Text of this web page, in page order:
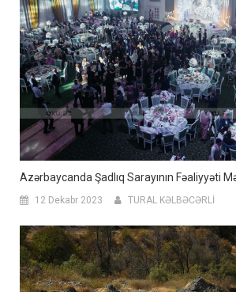
Azərbaycanda Şadlıq Sarayının Fəaliyyəti
12 Dekabr 2023 TURAL KƏLBƏCƏRLİ